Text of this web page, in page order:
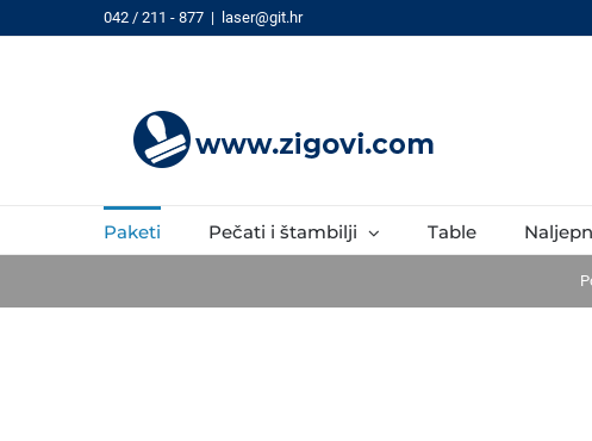
042 / 211 - 877 | laser@git.hr
Paketi Pečati i štambilji Table